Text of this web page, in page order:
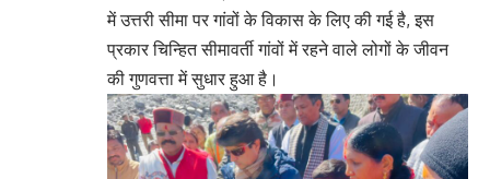
में उत्तरी सीमा पर गांवों के विकास के लिए की गई है, इस
प्रकार चिन्हित सीमावर्ती गांवों में रहने वाले लोगों के जीवन
की गुणवत्ता में सुधार हुआ है।